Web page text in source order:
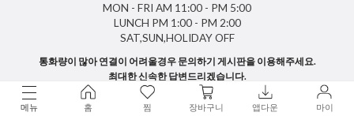
메뉴 홈 찜 장바구니 앱다운 마이
MON - FRI AM 11:00 - PM 5:00
LUNCH PM 1:00 - PM 2:00
SAT,SUN,HOLIDAYOFF
통화량이 많아 연결이 어려울경우 문의하기 게시판을 이용해주세요.
최대한 신속한 답변드리겠습니다.